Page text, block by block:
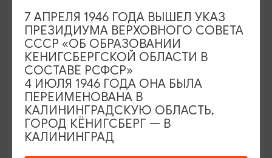
Ирландское шоу
29.09.2026 19:00
Калининград, Калининградский театр эстрады
ОТ 2000₽
7 АПРЕЛЯ 1946 ГОДА ВЫШЕЛ УКАЗ
ПРЕЗИДИУМА ВЕРХОВНОГО СОВЕТА
СССР «ОБ ОБРАЗОВАНИИ
КЕНИГСБЕРГСКОЙ ОБЛАСТИ В
СОСТАВЕ РСФСР»
4 ИЮЛЯ 1946 ГОДА ОНА БЫЛА
ПЕРЕИМЕНОВАНА В
КАЛИНИНГРАДСКУЮ ОБЛАСТЬ,
ГОРОД КЁНИГСБЕРГ — В
КАЛИНИНГРАД